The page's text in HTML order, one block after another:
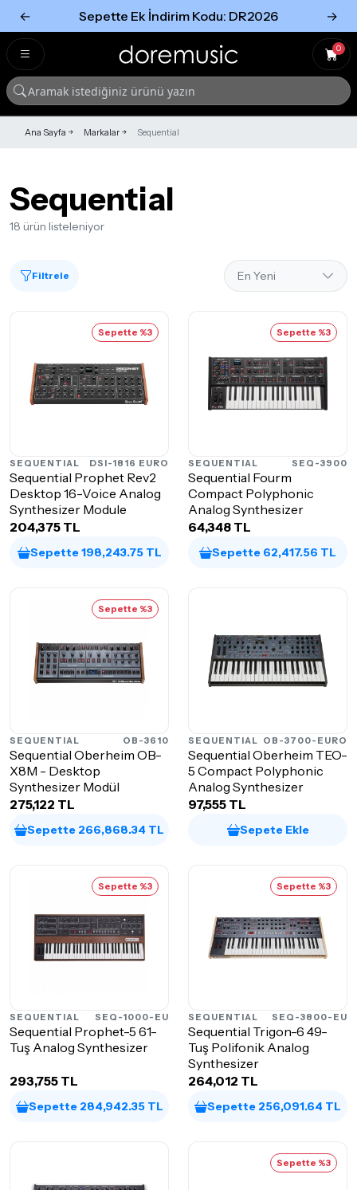
← Sepette Ek İndirim Kodu: DR2026 →
0
Ana Sayfa Markalar Sequential
Sequential
18 ürün listeleniyor
Filtrele
Sepette %3
SEQUENTIAL DSI-1816 EURO
Sequential Prophet Rev2
Desktop 16-Voice Analog
Synthesizer Module
204,375 TL
Sepette 198,243.75 TL
Sepette %3
SEQUENTIAL SEQ-3900
Sequential Fourm
Compact Polyphonic
Analog Synthesizer
64,348 TL
Sepette 62,417.56 TL
Sepette %3
SEQUENTIAL OB-3610
Sequential Oberheim OB-
X8M - Desktop
Synthesizer Modül
275,122 TL
Sepette 266,868.34 TL
SEQUENTIAL OB-3700-EURO
Sequential Oberheim TEO-
5 Compact Polyphonic
Analog Synthesizer
97,555 TL
Sepete Ekle
Sepette %3
SEQUENTIAL SEQ-1000-EU
Sequential Prophet-5 61-
Tuş Analog Synthesizer
293,755 TL
Sepette 284,942.35 TL
Sepette %3
SEQUENTIAL SEQ-3800-EU
Sequential Trigon-6 49-
Tuş Polifonik Analog
Synthesizer
264,012 TL
Sepette 256,091.64 TL
Sepette %3
Tümünü Gör
Tümünü gör